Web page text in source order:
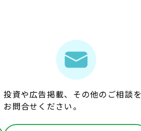
投資や広告掲載、その他のご相談を
お問合せください。